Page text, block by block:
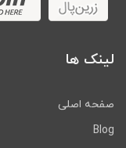
لینک ها
صفحه اصلی
Blog